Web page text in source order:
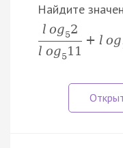
Найдите
l og52
l og511
+ l og